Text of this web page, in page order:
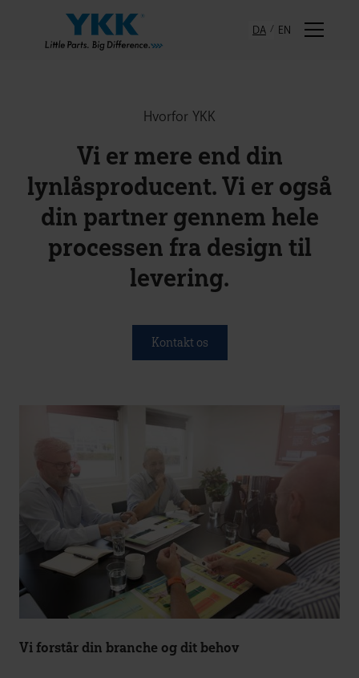
DA EN
Hvorfor YKK
Vi er mere end din
lynlåsproducent. Vi er også
din partner gennem hele
processen fra design til
levering.
Kontakt os
Vi forstår din branche og dit behov